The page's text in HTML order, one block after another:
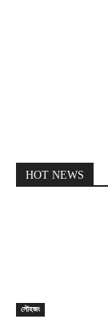
HOT NEWS
লৌহজং